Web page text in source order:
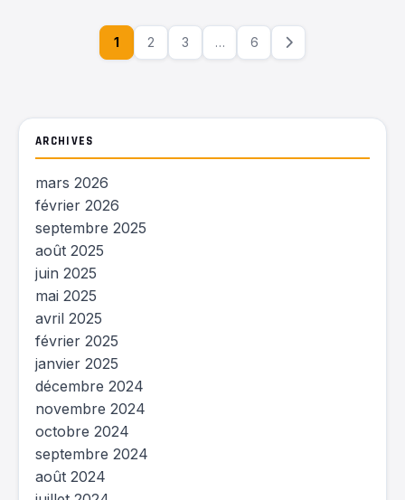
1 2 3 … 6
ARCHIVES
mars 2026
février 2026
septembre 2025
août 2025
juin 2025
mai 2025
avril 2025
février 2025
janvier 2025
décembre 2024
novembre 2024
octobre 2024
septembre 2024
août 2024